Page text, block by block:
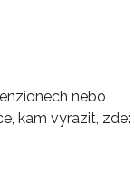
nebo
kam vyrazit, zde: